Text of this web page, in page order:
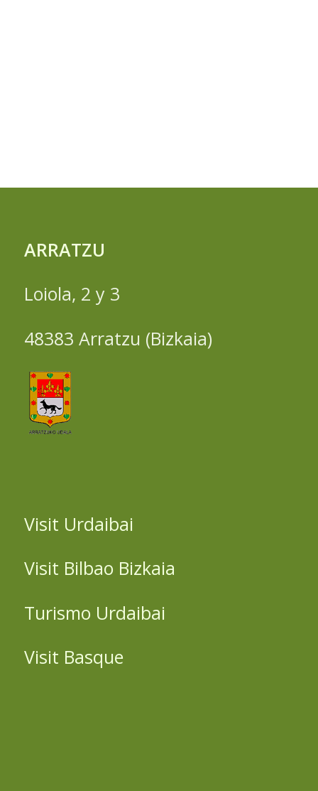
ARRATZU
Loiola, 2 y 3
48383 Arratzu (Bizkaia)
Visit Urdaibai
Visit Bilbao Bizkaia
Turismo Urdaibai
Visit Basque